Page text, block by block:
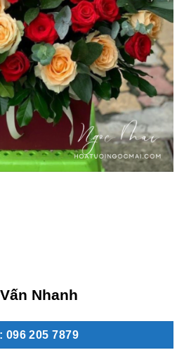
Nhanh
096 205 7879